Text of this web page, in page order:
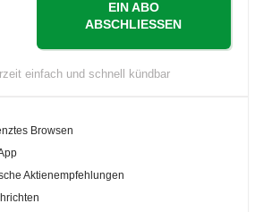
EIN ABO
ABSCHLIESSEN
einfach und schnell kündbar
Browsen
Aktienempfehlungen